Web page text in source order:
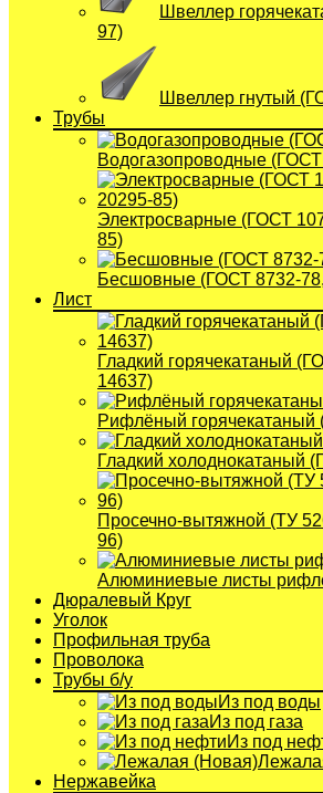
Швеллер
97)
Швеллер гнутый
Трубы
Водогазопроводные
Электросварные (ГОСТ
85)
Бесшовные (ГОСТ 8732-
Лист
Гладкий горячекатаный
14637)
Рифлёный горячекатаный
Гладкий холоднокатаный
Просечно-вытяжной (ТУ
96)
Алюминиевые листы
Дюралевый Круг
Уголок
Профильная труба
Проволока
Трубы б/у
Из под воды
Из под газа
Из под
Нержавейка